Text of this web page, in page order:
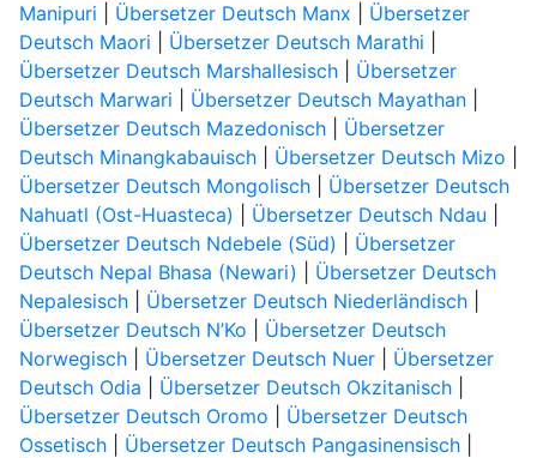
Manipuri
Übersetzer Deutsch Manx
Übersetzer
Deutsch Maori
Übersetzer Deutsch Marathi
Übersetzer Deutsch Marshallesisch| Übersetzer
Deutsch Marwari
Übersetzer Deutsch Mayathan|
Übersetzer Deutsch Mazedonisch| Übersetzer
Deutsch Minangkabauisch| Übersetzer Deutsch Mizo
Übersetzer Deutsch Mongolisch| Übersetzer Deutsch
Nahuatl (Ost-Huasteca)
Übersetzer Deutsch Ndau
Übersetzer Deutsch Ndebele (Süd)
Übersetzer
Deutsch Nepal Bhasa (Newari)
Übersetzer Deutsch
Nepalesisch| Übersetzer Deutsch Niederländisch|
Übersetzer Deutsch N’Ko
Übersetzer Deutsch
Norwegisch| Übersetzer Deutsch Nuer| Übersetzer
Deutsch Odia
Übersetzer Deutsch Okzitanisch|
Übersetzer Deutsch Oromo
Übersetzer Deutsch
Ossetisch| Übersetzer Deutsch Pangasinensisch|